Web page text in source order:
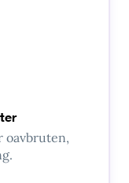
oavbruten,